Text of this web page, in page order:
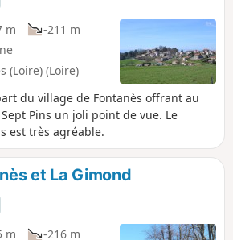
m
-211 m
(Loire) (Loire)
du village de Fontanès offrant au
Pins un joli point de vue. Le
est très agréable.
et La Gimond
m -216 m